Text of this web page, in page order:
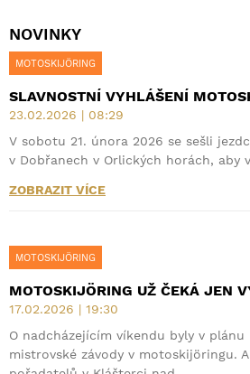
NOVINKY
MOTOSKIJÖRING
SLAVNOSTNÍ VYHLÁŠENÍ
23.02.2026 | 08:29
V sobotu 21. února 2026 se sešli
v Dobřanech v Orlických horách, aby
ZOBRAZIT VÍCE
MOTOSKIJÖRING
MOTOSKIJÖRING UŽ ČEKÁ JEN
17.02.2026 | 19:30
O nadcházejícím víkendu byly v plánu
mistrovské závody v motoskijöringu.